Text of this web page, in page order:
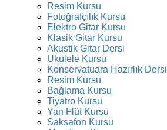
Resim Kursu
Fotoğrafçılık Kursu
Elektro Gitar Kursu
Klasik Gitar Kursu
Akustik Gitar Dersi
Ukulele Kursu
Konservatuara Hazırlık Dersi
Resim Kursu
Bağlama Kursu
Tiyatro Kursu
Yan Flüt Kursu
Saksafon Kursu